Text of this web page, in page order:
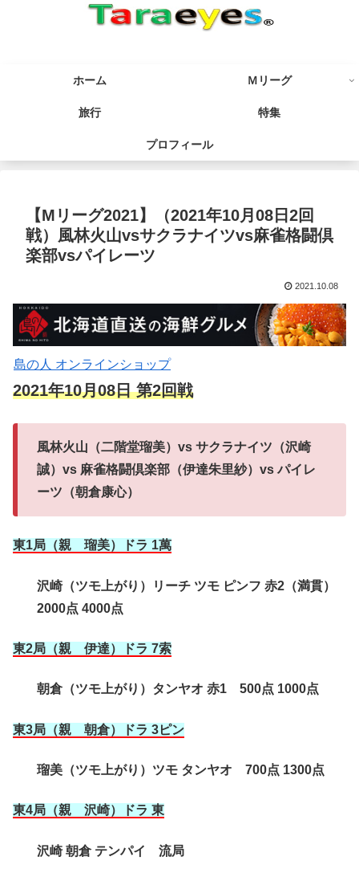
ホーム Ｍリーグ
旅行 特集
プロフィール
【Mリーグ2021】（2021年10月08日2回
戦）風林火山vsサクラナイツvs麻雀格闘倶
楽部vsパイレーツ
2021.10.08
島の人 オンラインショップ
2021年10月08日 第2回戦
風林火山（二階堂瑠美）vs サクラナイツ（沢崎
誠）vs 麻雀格闘倶楽部（伊達朱里紗）vs パイレ
ーツ（朝倉康心）
東1局（親 瑠美）ドラ 1萬
沢崎（ツモ上がり）リーチ ツモ ピンフ 赤2（満貫）
2000点 4000点
東2局（親 伊達）ドラ 7索
朝倉（ツモ上がり）タンヤオ 赤1 500点 1000点
東3局（親 朝倉）ドラ 3ピン
瑠美（ツモ上がり）ツモ タンヤオ 700点 1300点
東4局（親 沢崎）ドラ 東
沢崎 朝倉 テンパイ 流局